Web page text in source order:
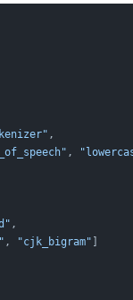
,
,
,
, "cjk_bigram"